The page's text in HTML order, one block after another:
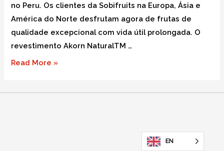
no Peru. Os clientes da Sobifruits na Europa, Ásia e
América do Norte desfrutam agora de frutas de
qualidade excepcional com vida útil prolongada. O
revestimento Akorn NaturalTM …
Read More »
EN